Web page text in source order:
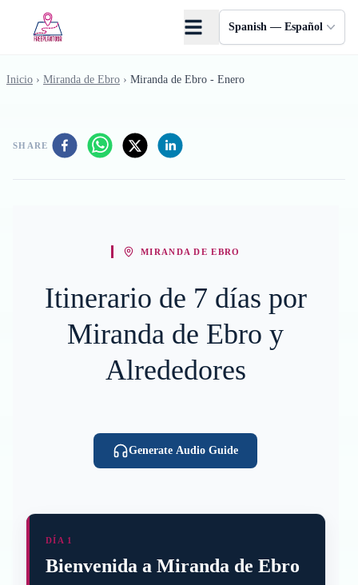
Spanish — Español
Inicio › Miranda de Ebro › Miranda de Ebro - Enero
SHARE
MIRANDA DE EBRO
Itinerario de 7 días por
Miranda de Ebro y
Alrededores
Generate Audio Guide
DÍA 1
Bienvenida a Miranda de Ebro